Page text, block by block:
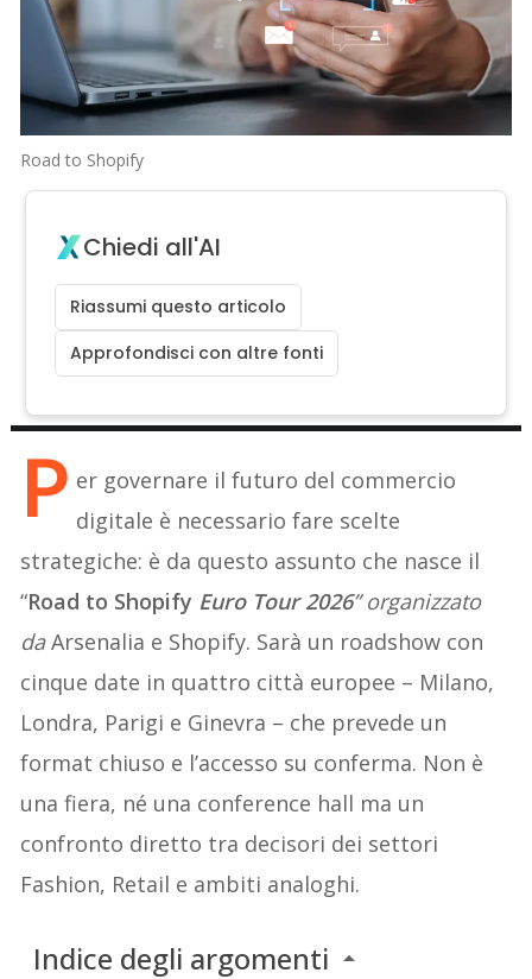
Road to Shopify
Chiedi all'AI
Riassumi questo articolo
Approfondisci con altre fonti
P er governare il futuro del commercio
digitale è necessario fare scelte
strategiche: è da questo assunto che nasce il
“Road to Shopify Euro Tour 2026” organizzato
daArsenalia e Shopify. Sarà un roadshow con
cinque date in quattro città europee – Milano,
Londra, Parigi e Ginevra – che prevede un
format chiuso e l’accesso su conferma. Non è
una fiera, né una conference hall ma un
confronto diretto tra decisori dei settori
Fashion, Retail e ambiti analoghi.
Indice degli argomenti